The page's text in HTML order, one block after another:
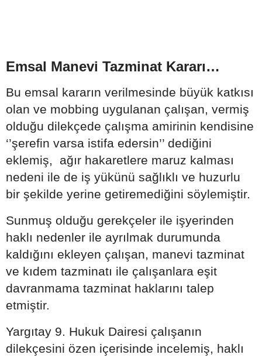
Emsal Manevi Tazminat Kararı…
Bu emsal kararın verilmesinde büyük katkısı
olan ve mobbing uygulanan çalışan, vermiş
olduğu dilekçede çalışma amirinin kendisine
‘’şerefin varsa istifa edersin’’ dediğini
eklemiş, ağır hakaretlere maruz kalması
nedeni ile de iş yükünü sağlıklı ve huzurlu
bir şekilde yerine getiremediğini söylemiştir.
Sunmuş olduğu gerekçeler ile işyerinden
haklı nedenler ile ayrılmak durumunda
kaldığını ekleyen çalışan, manevi tazminat
ve kıdem tazminatı ile çalışanlara eşit
davranmama tazminat haklarını talep
etmiştir.
Yargıtay 9. Hukuk Dairesi çalışanın
dilekçesini özen içerisinde incelemiş, haklı